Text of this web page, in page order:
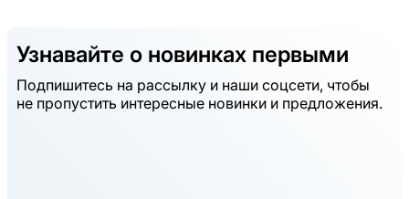
Узнавайте о новинках первыми
Подпишитесь на рассылку и наши соцсети, чтобы
не пропустить интересные новинки и предложения.